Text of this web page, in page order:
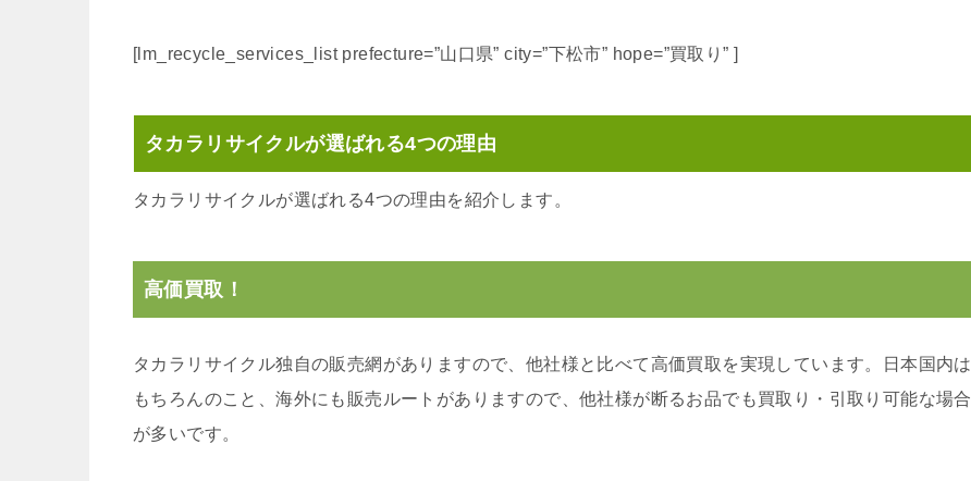
[lm_recycle_services_list prefecture=”山口県” city=”下松市” hope=”買取り” ]
タカラリサイクルが選ばれる4つの理由
タカラリサイクルが選ばれる4つの理由を紹介します。
高価買取！
タカラリサイクル独自の販売網がありますので、他社様と比べて高価買取を実現しています。日本国内は
もちろんのこと、海外にも販売ルートがありますので、他社様が断るお品でも買取り・引取り可能な場合
が多いです。